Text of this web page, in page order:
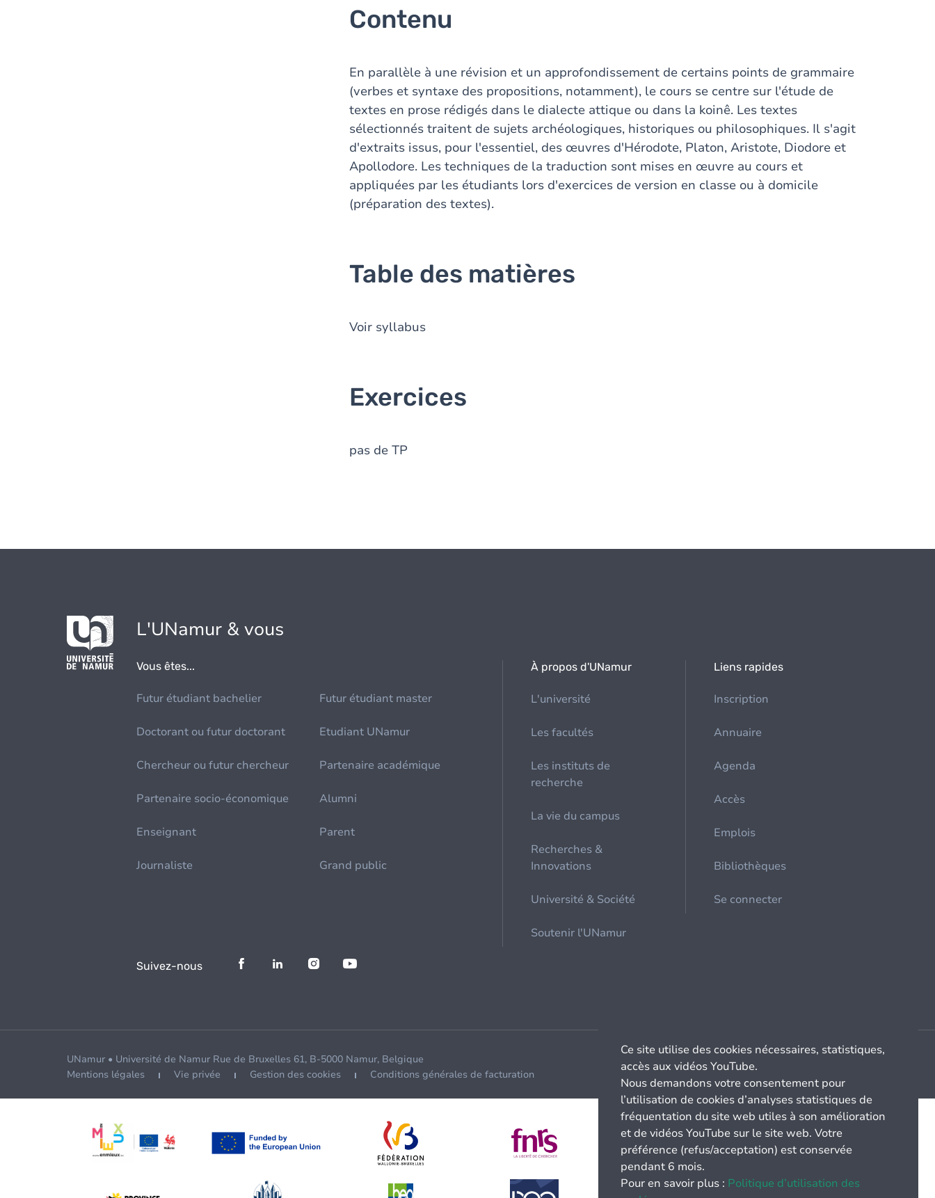
Contenu
En parallèle à une révision et un approfondissement de certains points de grammaire
(verbes et syntaxe des propositions, notamment), le cours se centre sur l'étude de
textes en prose rédigés dans le dialecte attique ou dans la koinê. Les textes
sélectionnés traitent de sujets archéologiques, historiques ou philosophiques. Il s'agit
d'extraits issus, pour l'essentiel, des œuvres d'Hérodote, Platon, Aristote, Diodore et
Apollodore. Les techniques de la traduction sont mises en œuvre au cours et
appliquées par les étudiants lors d'exercices de version en classe ou à domicile
(préparation des textes).
Table des matières
Voir syllabus
Exercices
pas de TP
L'UNamur & vous
Vous êtes...
Futur étudiant bachelier Futur étudiant master
Doctorant ou futur doctorant Etudiant UNamur
Chercheur ou futur chercheur Partenaire académique
Partenaire socio-économique Alumni
Enseignant Parent
Journaliste Grand public
À propos d'UNamur
L'université
Les facultés
Les instituts de
recherche
La vie du campus
Recherches &
Innovations
Université & Société
Soutenir l'UNamur
Liens rapides
Inscription
Annuaire
Agenda
Accès
Emplois
Bibliothèques
Se connecter
Suivez-nous
UNamur • Université de Namur Rue de Bruxelles 61, B-5000 Namur, Belgique
Mentions légales
Vie privée Gestion des cookies Conditions générales de facturation
Ce site utilise des cookies nécessaires, statistiques,
accès aux vidéos YouTube.
Nous demandons votre consentement pour
l’utilisation de cookies d’analyses statistiques de
fréquentation du site web utiles à son amélioration
et de vidéos YouTube sur le site web. Votre
préférence (refus/acceptation) est conservée
pendant 6 mois.
Pour en savoir plus : Politique d’utilisation des